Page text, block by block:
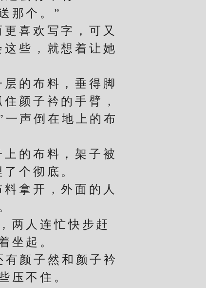
那个。”
喜欢写字，可又
些，就想着让她
的布料，垂得脚
颜子衿的手臂，
声倒在地上的布
的布料，架子被
个彻底。
拿开，外面的人
两人连忙快步赶
坐起。
颜子然和颜子衿
压不住。